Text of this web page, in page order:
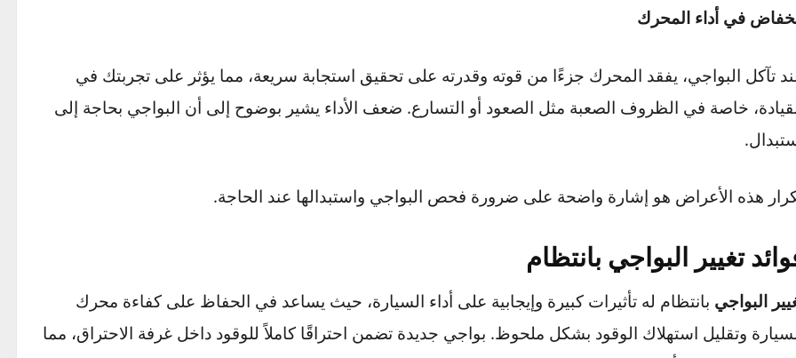
غير عادية أثناء تشغيل المحرك. يمكن أن تكون هذه الاهتزازات واضحة عند التوقف أو عند تسارع السيارة،
مصحوبة بصوت غير طبيعي.
خاصة في الظروف الصعبة مثل الصعود أو التسارع. ضعف الأداء يشير بوضوح إلى أن البواجي بحاجة إلى